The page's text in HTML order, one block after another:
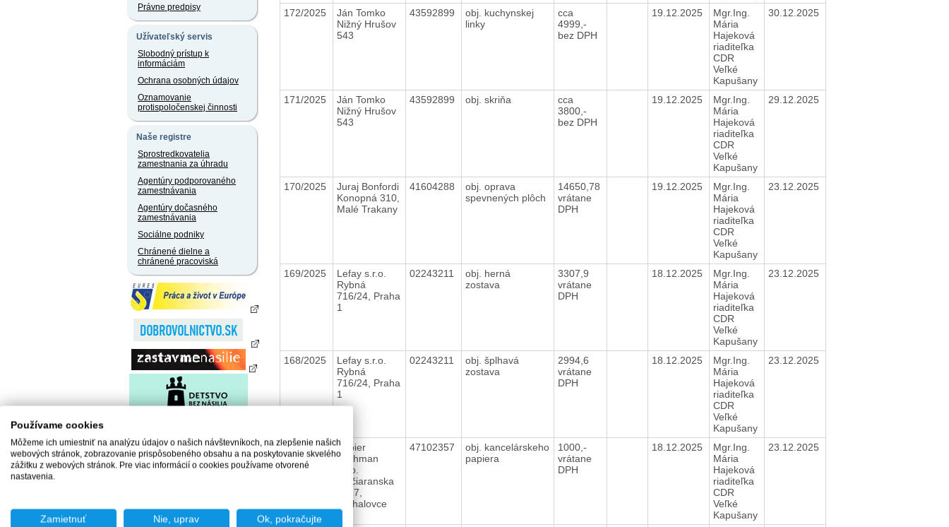
Právne predpisy
Užívateľský servis
Slobodný prístup k
informáciám
Ochrana osobných údajov
Oznamovanie
protispoločenskej činnosti
Naše registre
Sprostredkovatelia
zamestnania za úhradu
Agentúry podporovaného
zamestnávania
Agentúry dočasného
zamestnávania
Sociálne podniky
Chránené dielne a
chránené pracoviská
172/2025
Ján Tomko
Nižný Hrušov
543
43592899
obj. kuchynskej
linky
cca
4999,-
bez DPH
19.12.2025
Mgr.Ing.
Mária
Hajeková
riaditeľka
CDR
Veľké
Kapušany
30.12.2025
171/2025
Ján Tomko
Nižný Hrušov
543
43592899 obj. skriňa
cca
3800,-
bez DPH
19.12.2025
Mgr.Ing.
Mária
Hajeková
riaditeľka
CDR
Veľké
Kapušany
29.12.2025
170/2025
Juraj Bonfordi
Konopná 310,
Malé Trakany
41604288
obj. oprava
spevnených plôch
14650,78
vrátane
DPH
19.12.2025
Mgr.Ing.
Mária
Hajeková
riaditeľka
CDR
Veľké
Kapušany
23.12.2025
169/2025
Lefay s.r.o.
Rybná
716/24, Praha
1
02243211
obj. herná
zostava
3307,9
vrátane
DPH
18.12.2025
Mgr.Ing.
Mária
Hajeková
riaditeľka
CDR
Veľké
Kapušany
23.12.2025
168/2025
Lefay s.r.o.
Rybná
716/24, Praha
1
02243211
obj. šplhavá
zostava
2994,6
vrátane
DPH
18.12.2025
Mgr.Ing.
Mária
Hajeková
riaditeľka
CDR
Veľké
Kapušany
23.12.2025
167/2025
Papier
Lechman
s.r.o.
Močiaranska
5067,
Michalovce
47102357
obj. kancelárskeho
papiera
1000,-
vrátane
DPH
18.12.2025
Mgr.Ing.
Mária
Hajeková
riaditeľka
CDR
Veľké
Kapušany
23.12.2025
Používame cookies
Môžeme ich umiestniť na analýzu údajov o našich návštevníkoch, na zlepšenie našich
webových stránok, zobrazovanie prispôsobeného obsahu a na poskytovanie skvelého
zážitku z webových stránok. Pre viac informácií o cookies používame otvorené
nastavenia.
Zamietnuť Nie, uprav Ok, pokračujte